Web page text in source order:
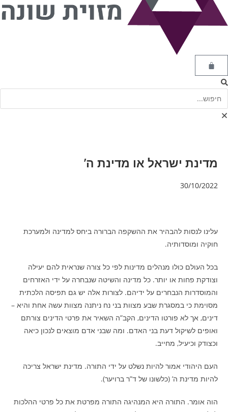
מדינת ישראל או מדינת ה’
30/10/2022
עלינו לנסות להבהיר את ההשקפה הברורה ביחס למדינה ולמערכת
חוקיה ומוסדותיה.
בכל העולם כולו מנהלים מדינות לפי כל צורה שנראית להם יעילה
וצודקת פחות או יותר. כל מדינה והשיטה שנבחרה על ידי האזרחים
והמוסדרות הנבחרים על ידיהם. לצורות אלה יש גם תפיסה הלכתית
מסוימת כי במסגרת שבע מצוות בני נח ניתנה מצוות עשה אחת והיא –
דינים, אך לא פורטו הדינים, הקב”ה השאיר את פרטי הדינים צורתם
ואופים לשיקול דעת בני האדם. ומה שבני אדם מוצאים לנכון כיאה
וכצודק וכיעיל, מחייב.
העם היהודי אמור להיות נשלט על ידי התורה. מדינת ישראל צריכה
להיות מדינת ה’ (כלשונו של ד”ר ברויער).
הוה אומר. התורה היא המנהיגה התורה מפרטת את כל פרטי ההלכות